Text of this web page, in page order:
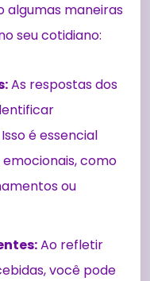
algumas maneiras
seu cotidiano:
As respostas dos
é essencial
como
ou
Ao refletir
você pode